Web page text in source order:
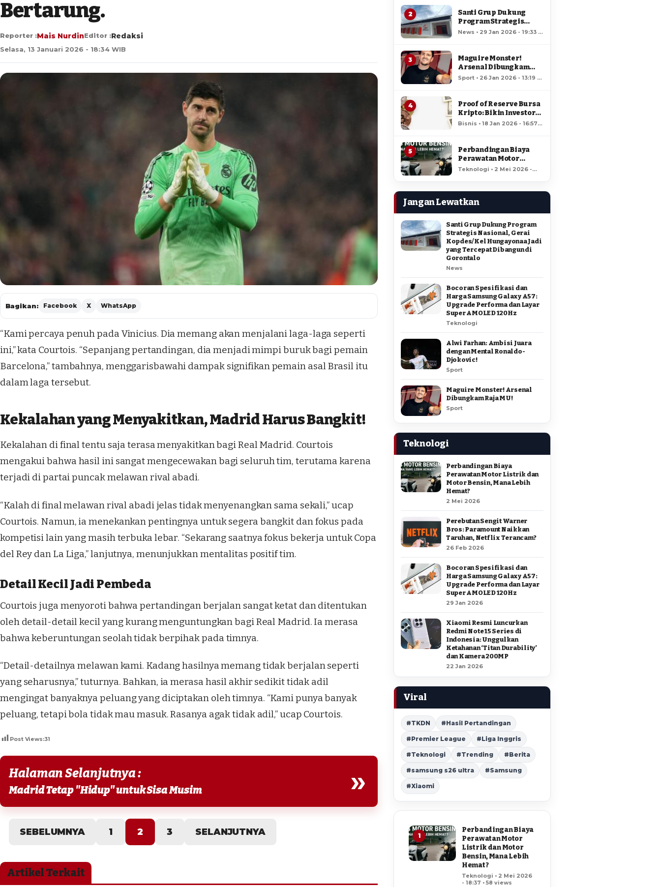
Bertarung.
Reporter :Mais NurdinEditor :Redaksi
Selasa, 13 Januari 2026 - 18:34 WIB
Bagikan: Facebook X WhatsApp
“Kami percaya penuh pada Vinicius. Dia memang akan menjalani laga-laga seperti
ini,” kata Courtois. “Sepanjang pertandingan, dia menjadi mimpi buruk bagi pemain
Barcelona,” tambahnya, menggarisbawahi dampak signifikan pemain asal Brasil itu
dalam laga tersebut.
Kekalahan yang Menyakitkan, Madrid Harus Bangkit!
Kekalahan di final tentu saja terasa menyakitkan bagi Real Madrid. Courtois
mengakui bahwa hasil ini sangat mengecewakan bagi seluruh tim, terutama karena
terjadi di partai puncak melawan rival abadi.
“Kalah di final melawan rival abadi jelas tidak menyenangkan sama sekali,” ucap
Courtois. Namun, ia menekankan pentingnya untuk segera bangkit dan fokus pada
kompetisi lain yang masih terbuka lebar. “Sekarang saatnya fokus bekerja untuk Copa
del Rey dan La Liga,” lanjutnya, menunjukkan mentalitas positif tim.
Detail Kecil Jadi Pembeda
Courtois juga menyoroti bahwa pertandingan berjalan sangat ketat dan ditentukan
oleh detail-detail kecil yang kurang menguntungkan bagi Real Madrid. Ia merasa
bahwa keberuntungan seolah tidak berpihak pada timnya.
“Detail-detailnya melawan kami. Kadang hasilnya memang tidak berjalan seperti
yang seharusnya,” tuturnya. Bahkan, ia merasa hasil akhir sedikit tidak adil
mengingat banyaknya peluang yang diciptakan oleh timnya. “Kami punya banyak
peluang, tetapi bola tidak mau masuk. Rasanya agak tidak adil,” ucap Courtois.
Post Views:31
Halaman Selanjutnya :
Madrid Tetap "Hidup" untuk Sisa Musim »
SEBELUMNYA 1 2 3 SELANJUTNYA
Artikel Terkait
2
Santi Grup Dukung
Program Strategis
Nasional, Gerai
Tercepat Dibangun di
Gorontalo
News • 29 Jan 2026 - 19:33 •
3
Maguire Monster!
Arsenal Dibungkam
Raja MU!
Sport • 26 Jan 2026 - 13:19 •
4
Proof of Reserve Bursa
Kripto: Bikin Investor
Kaya Raya?
Bisnis • 18 Jan 2026 - 16:57 •
5
Perbandingan Biaya
Perawatan Motor
Listrik dan Motor
Teknologi • 2 Mei 2026 -
Jangan Lewatkan
Santi Grup Dukung Program
Strategis Nasional, Gerai
Kopdes/Kel Hungayonaa Jadi
yang Tercepat Dibangun di
Gorontalo
News
Bocoran Spesifikasi dan
Harga Samsung Galaxy A57:
Upgrade Performa dan Layar
Super AMOLED 120Hz
Teknologi
Alwi Farhan: Ambisi Juara
dengan Mental Ronaldo-
Djokovic!
Sport
Maguire Monster! Arsenal
Dibungkam Raja MU!
Sport
Teknologi
Perbandingan Biaya
Perawatan Motor Listrik dan
Motor Bensin, Mana Lebih
Hemat?
2 Mei 2026
Perebutan Sengit Warner
Bros: Paramount Naikkan
Taruhan, Netflix Terancam?
26 Feb 2026
Bocoran Spesifikasi dan
Harga Samsung Galaxy A57:
Upgrade Performa dan Layar
Super AMOLED 120Hz
29 Jan 2026
Xiaomi Resmi Luncurkan
Redmi Note 15 Series di
Indonesia: Unggulkan
Ketahanan ‘Titan Durability’
dan Kamera 200MP
22 Jan 2026
Viral
#TKDN #Hasil Pertandingan
#Premier League #Liga Inggris
#Teknologi #Trending #Berita
#samsung s26 ultra #Samsung
#Xiaomi
1
Perbandingan Biaya
Perawatan Motor
Listrik dan Motor
Bensin, Mana Lebih
Hemat?
Teknologi • 2 Mei 2026
- 18:37 • 58 views